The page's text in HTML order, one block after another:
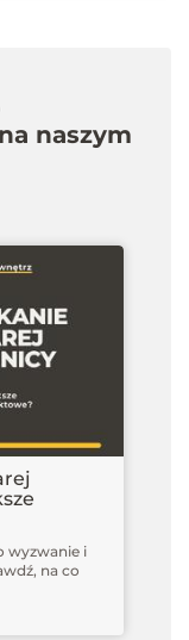
naszym
wyzwanie i
na co